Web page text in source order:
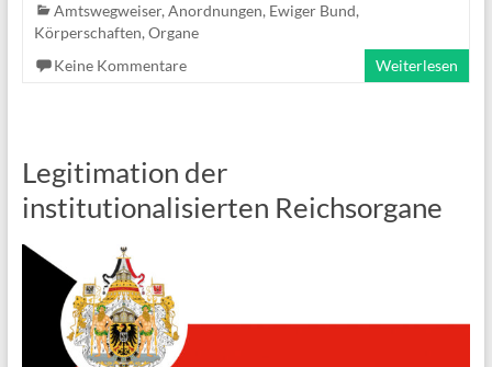
Amtswegweiser, Anordnungen, Ewiger Bund,
Körperschaften, Organe
Keine Kommentare
Weiterlesen
Legitimation der
institutionalisierten Reichsorgane